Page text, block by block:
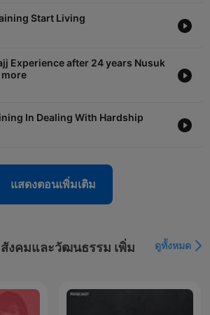
Start Living
Experience after 24 years Nusuk
more
In Dealing With Hardship
แสดงตอนเพิ่มเติม
งคมและวัฒนธรรม เพิ่ม
ดูทั้งหมด